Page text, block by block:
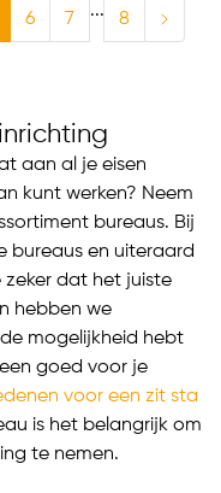
6 7 ... 8
aan al je eisen
kunt werken? Neem
bureaus. Bij
bureaus en uiteraard
zeker dat het juiste
hebben we
mogelijkheid hebt
goed voor je
voor een zit sta
is het belangrijk om
te nemen.